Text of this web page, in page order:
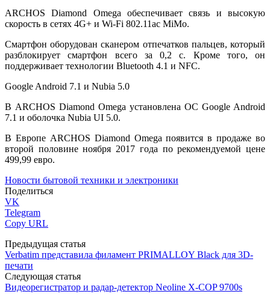
ARCHOS Diamond Omega обеспечивает связь и высокую
скорость в сетях 4G+ и Wi-Fi 802.11ac MiMo.
Смартфон оборудован сканером отпечатков пальцев, который
разблокирует смартфон всего за 0,2 с. Кроме того, он
поддерживает технологии Bluetooth 4.1 и NFC.
Google Android 7.1 и Nubia 5.0
В ARCHOS Diamond Omega установлена ОС Google Android
7.1 и оболочка Nubia UI 5.0.
В Европе ARCHOS Diamond Omega появится в продаже во
второй половине ноября 2017 года по рекомендуемой цене
499,99 евро.
Новости бытовой техники и электроники
Поделиться
VK
Telegram
Copy URL
Предыдущая статья
Verbatim представила филамент PRIMALLOY Black для 3D-
печати
Следующая статья
Видеорегистратор и радар-детектор Neoline X-COP 9700s